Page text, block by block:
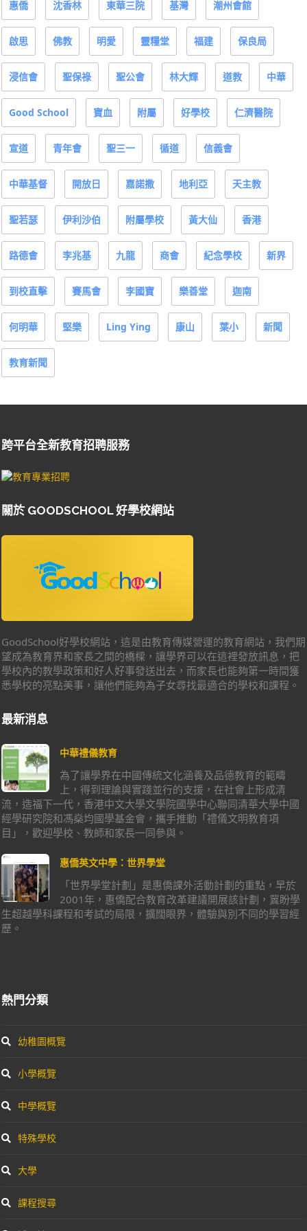
惠僑 沈香林 東華三院 基灣 潮州會館
啟思 佛教 明愛 靈糧堂 福建 保良局
浸信會 聖保祿 聖公會 林大輝 道教 中華
Good School 寶血 附屬 好學校 仁濟醫院
宣道 青年會 聖三一 循道 信義會
中華基督 開放日 嘉諾撒 地利亞 天主教
聖若瑟 伊利沙伯 附屬學校 黃大仙 香港
路德會 李兆基 九龍 商會 紀念學校 新界
到校直擊 賽馬會 李國寶 樂善堂 迦南
何明華 堅樂 Ling Ying 康山 葉小 新聞
教育新聞
跨平台全新教育招聘服務
關於 GOODSCHOOL 好學校網站
GoodSchool好學校網站，這是由教育傳媒營運的教育網站，我們期
望成為教育界和家長之間的橋樑，讓學界可以在這裡發放訊息，把
學校內的教學政策和好人好事發送出去，而家長也能夠第一時間獲
悉學校的亮點美事，讓他們能夠為子女尋找最適合的學校和課程。
最新消息
中華禮儀教育
為了讓學界在中國傳統文化涵養及品德教育的範疇
上，得到理論與實踐並行的支援，在社會上形成清
流，造福下一代，香港中文大學文學院國學中心聯同清華大學中國
經學研究院和馮燊均國學基金會，攜手推動「禮儀文明教育項
目」，歡迎學校、教師和家長一同參與。
惠僑英文中學：世界學堂
「世界學堂計劃」是惠僑課外活動計劃的重點，早於
2001年，惠僑配合教育改革建議開展該計劃，冀盼學
生超越學科課程和考試的局限，擴闊眼界，體驗與別不同的學習經
歷。
熱門分類
幼稚園概覽
小學概覽
中學概覽
特殊學校
大學
課程搜尋